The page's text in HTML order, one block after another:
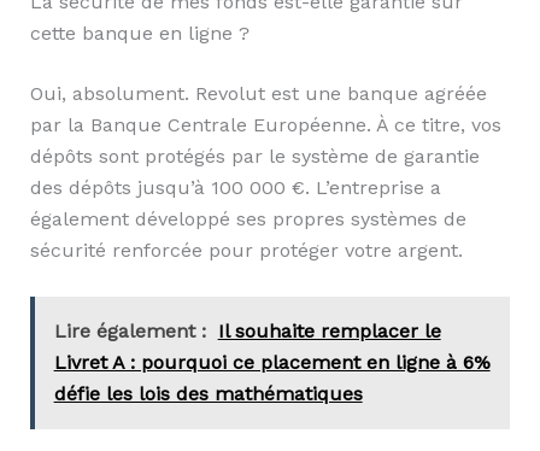
cette banque en ligne ?
Oui, absolument. Revolut est une banque agréée
par la Banque Centrale Européenne. À ce titre, vos
dépôts sont protégés par le système de garantie
des dépôts jusqu’à 100 000 €. L’entreprise a
également développé ses propres systèmes de
sécurité renforcée pour protéger votre argent.
Lire également : Il souhaite remplacer le
Livret A : pourquoi ce placement en ligne à 6%
défie les lois des mathématiques